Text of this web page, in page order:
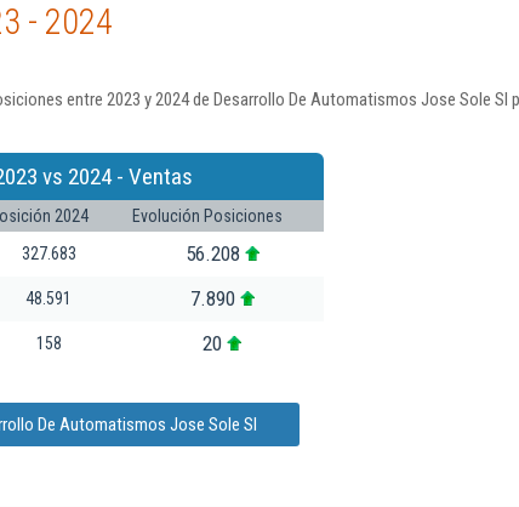
- 2024
entre 2023 y 2024 de Desarrollo De Automatismos Jose Sole Sl
vs 2024 - Ventas
2024
Evolución Posiciones
327.683 56.208
48.591 7.890
158 20
De Automatismos Jose Sole Sl